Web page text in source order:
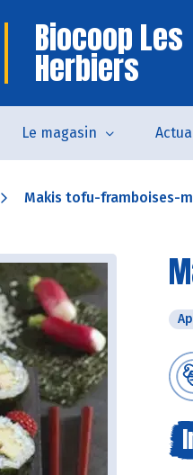
Biocoop Les
Herbiers
Le magasin
Makis tofu-framboises-